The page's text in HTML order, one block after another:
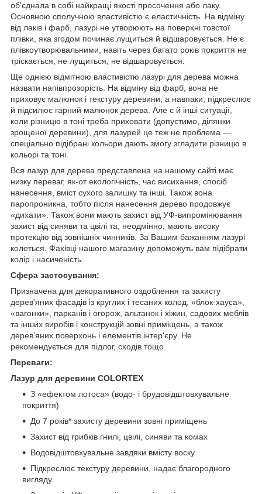
об'єднала в собі найкращі якості просочення або лаку.
Основною сполучною властивістю є еластичність. На відміну
від лаків і фарб, лазурі не утворюють на поверхні товстої
плівки, яка згодом починає лущиться й відшаровується. Не є
плівкоутворювальними, навіть через багато років покриття не
тріскається, не лущиться, не відшаровується.
Ще однією відмітною властивістю лазурі для дерева можна
назвати напівпрозорість. На відміну від фарб, вона не
приховує малюнок і текстуру деревини, а навпаки, підкреслює
й підсилює гарний малюнок дерева. Але є й інші ситуації,
коли різницю в тоні треба приховати (допустимо, ділянки
зрощеної деревини), для лазурей це теж не проблема —
спеціально підібрані кольори дають змогу згладити різницю в
кольорі та тоні.
Вся лазур для дерева представлена на нашому сайті має
низку переваг, як-от екологічність, час висихання, спосіб
нанесення, вміст сухого залишку та інші. Також вона
паропроникна, тобто після нанесення дерево продовжує
«дихати». Також вони мають захист від УФ-випромінювання
захист від синяви та цвілі та, неодмінно, мають високу
протекцію від зовнішніх чинників. За Вашим бажанням лазурі
колеться. Фахівці нашого магазину допоможуть вам підібрати
колір і насиченість.
Сфера застосування:
Призначена для декоративного оздоблення та захисту
дерев'яних фасадів із круглих і тесаних колод, «блок-хауса»,
«вагонки», парканів і огорож, альтанок і хіжин, садових меблів
та інших виробів і конструкцій зовні приміщень, а також
дерев'яних поверхонь і елементів інтер'єру. Не
рекомендується для підлог, сходів тощо.
Переваги:
Лазур для деревини COLORTEX
З «ефектом лотоса» (водо- і брудовідштовхувальне
покриття)
До 7 років* захисту деревини зовні приміщень
Захист від грибків гнилі, цвілі, синяви та комах
Водовідштовхувальне завдяки вмісту воску
Підкреслює текстуру деревини, надає благородного
вигляду